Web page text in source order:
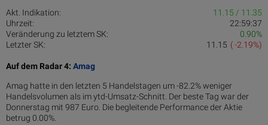
Akt. Indikation:
11.15 / 11.35
Uhrzeit:
22:59:37
Veränderung zu letztem SK:
0.90%
Letzter SK:
( -2.19%)
11.15
Auf dem Radar 4: Amag
Amag hatte in den letzten 5 Handelstagen um -82.2% weniger
Handelsvolumen als im ytd-Umsatz-Schnitt. Der beste Tag war der
Donnerstag mit 987 Euro. Die begleitende Performance der Aktie
betrug 0.00%.